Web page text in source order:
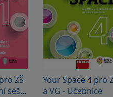
ZŠ
sešit
Your Space 4 pro
a VG - Učebnice